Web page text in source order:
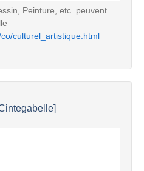
Peinture, etc. peuvent
culturel_artistique.html